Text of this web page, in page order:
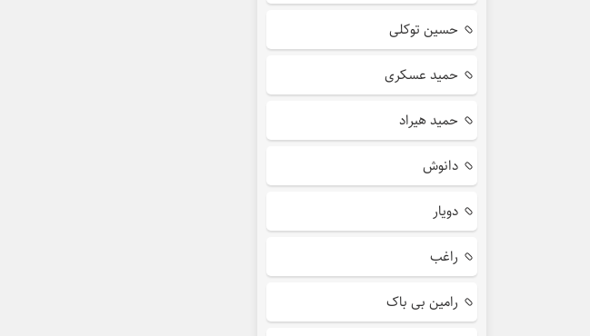
حسین توکلی
حمید عسکری
حمید هیراد
دانوش
دویار
راغب
رامین بی باک